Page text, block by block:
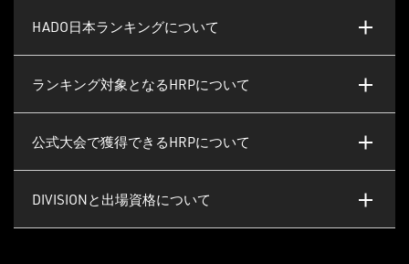
HADO日本ランキングについて
ランキング対象となるHRPについて
公式大会で獲得できるHRPについて
DIVISIONと出場資格について